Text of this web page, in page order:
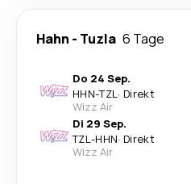
Hahn - Tuzla 6 Tage
Do 24 Sep.
HHN-TZL· Direkt
Wizz Air
Di 29 Sep.
TZL-HHN· Direkt
Wizz Air